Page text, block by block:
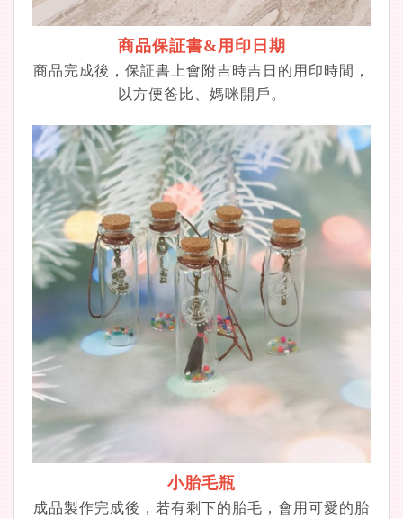
商品保証書&用印日期
商品完成後，保証書上會附吉時吉日的用印時間，
以方便爸比、媽咪開戶。
小胎毛瓶
成品製作完成後，若有剩下的胎毛，會用可愛的胎